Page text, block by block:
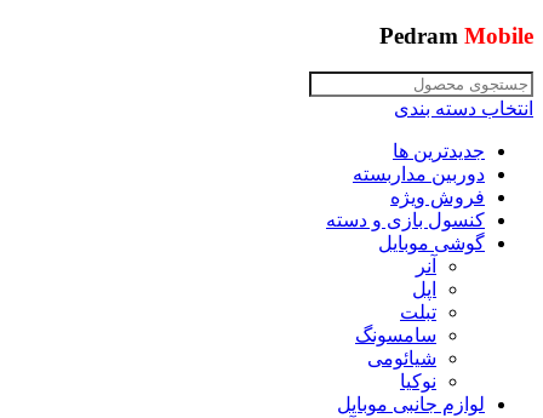
Pedram Mobile
انتخاب دسته بندی
جدیدترین ها
دوربین مداربسته
فروش ویژه
کنسول بازی و دسته
گوشی موبایل
آنر
اپل
تبلت
سامسونگ
شیائومی
نوکیا
لوازم جانبی موبایل